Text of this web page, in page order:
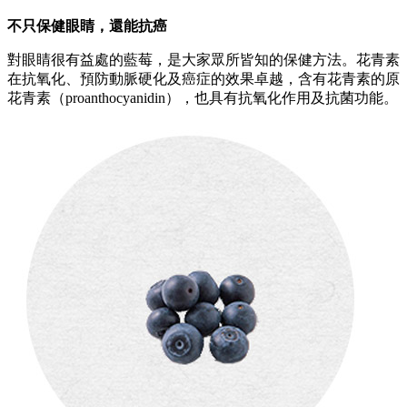
不只保健眼睛，還能抗癌
對眼睛很有益處的藍莓，是大家眾所皆知的保健方法。花青素
在抗氧化、預防動脈硬化及癌症的效果卓越，含有花青素的原
花青素（proanthocyanidin），也具有抗氧化作用及抗菌功能。